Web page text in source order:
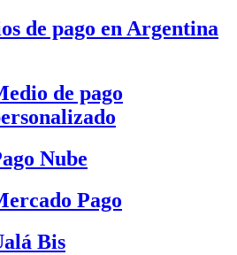
de pago en Argentina
de pago
Nube
Pago
Bis